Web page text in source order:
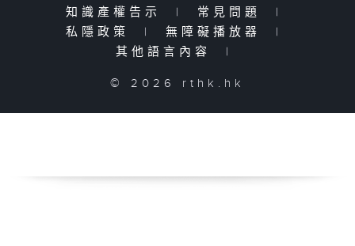
知識產權告示
| 常見問題
|
私隱政策
| 無障礙播放器
|
其他語言內容
|
© 2026 rthk.hk